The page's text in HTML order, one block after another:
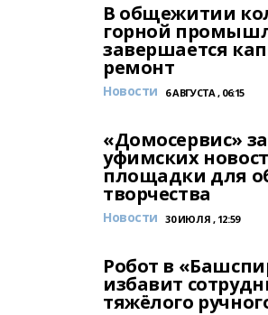
В общежитии
горной
завершается
ремонт
Новости 6 АВГУСТА , 06:15
«Домосервис»
уфимских
площадки для
творчества
Новости 30 ИЮЛЯ , 12:59
Робот в
избавит
тяжёлого